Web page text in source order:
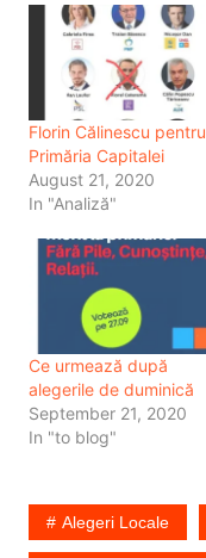
Florin Călinescu pentru
Primăria Capitalei
August 21, 2020
In "Analiză"
Ce urmează după
alegerile de duminică
September 21, 2020
In "to blog"
Alegeri Locale